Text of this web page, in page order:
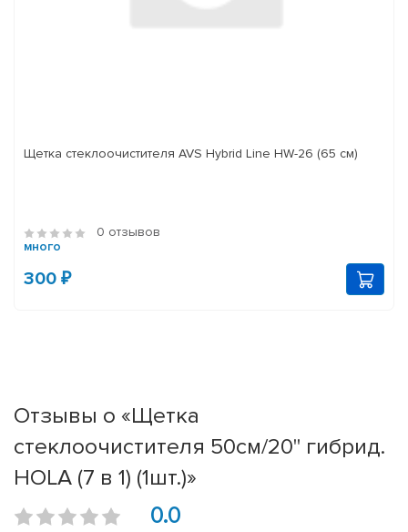
Щетка стеклоочистителя AVS Hybrid Line HW-26 (65 см)
0 отзывов
много
300 ₽
Отзывы о «Щетка
стеклоочистителя 50см/20'' гибрид.
HOLA (7 в 1) (1шт.)»
0.0